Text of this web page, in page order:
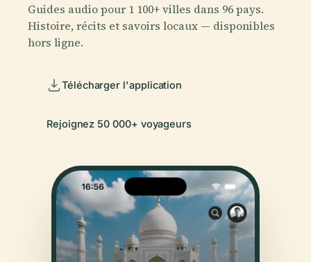
Guides audio pour 1 100+ villes dans 96 pays.
Histoire, récits et savoirs locaux — disponibles
hors ligne.
Télécharger l'application
Rejoignez 50 000+ voyageurs